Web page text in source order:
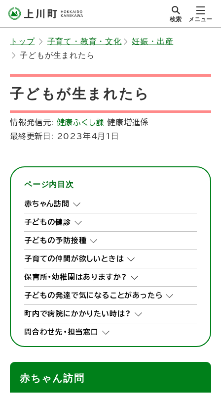
北海道上川町
Hokkaido Kamikawa
Twon
サイト内
検索 メニュー
トップ 子育て・教育・文化
妊娠・出産
子どもが生まれたら
子どもが生まれたら
情報発信元: 健康ふくし課 健康増進係
最終更新日:
2023年4月1日
ページ内目次
赤ちゃん訪問
子どもの健診
子どもの予防接種
子育ての仲間が欲しいときは
保育所・幼稚園はありますか？
子どもの発達で気になることがあったら
町内で病院にかかりたい時は？
問合わせ先・担当窓口
赤ちゃん訪問